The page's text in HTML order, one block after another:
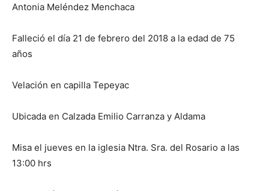
Antonia Meléndez Menchaca
Falleció el día 21 de febrero del 2018 a la edad de 75
años
Velación en capilla Tepeyac
Ubicada en Calzada Emilio Carranza y Aldama
Misa el jueves en la iglesia Ntra. Sra. del Rosario a las
13:00 hrs